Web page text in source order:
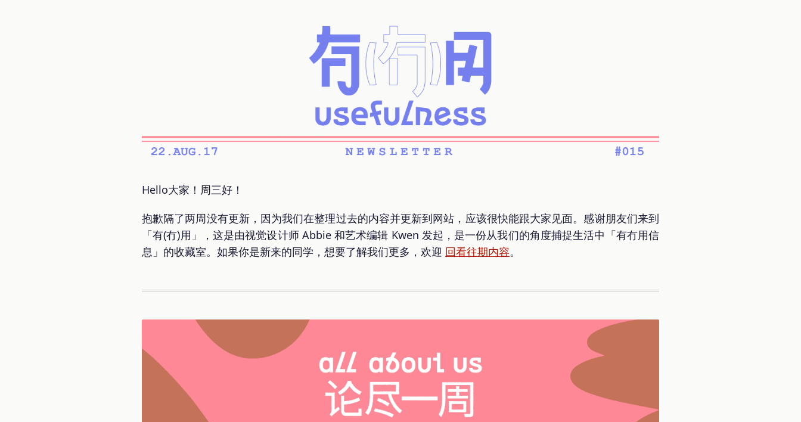
Hello大家！周三好！
抱歉隔了两周没有更新，因为我们在整理过去的内容并更新到网站，应该很快能跟大家见面。感谢朋友们来到
「有(冇)用」，这是由视觉设计师 Abbie 和艺术编辑 Kwen 发起，是一份从我们的角度捕捉生活中「有冇用信
息」的收藏室。如果你是新来的同学，想要了解我们更多，欢迎 回看往期内容。